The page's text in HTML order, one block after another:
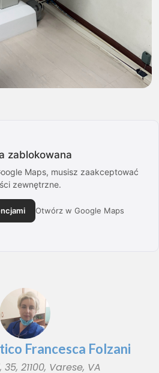
zablokowana
Maps, musisz zaakceptować
zewnętrzne.
Otwórz w Google Maps
Francesca Folzani
21100, Varese, VA